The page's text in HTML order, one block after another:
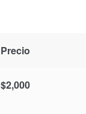
Precio
$2,000